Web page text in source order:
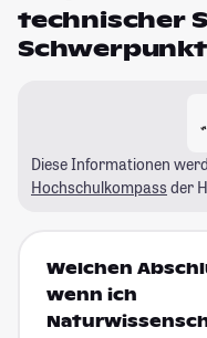
technischer
Diese Informationen
Hochschulkompass der
Welchen
wenn ich